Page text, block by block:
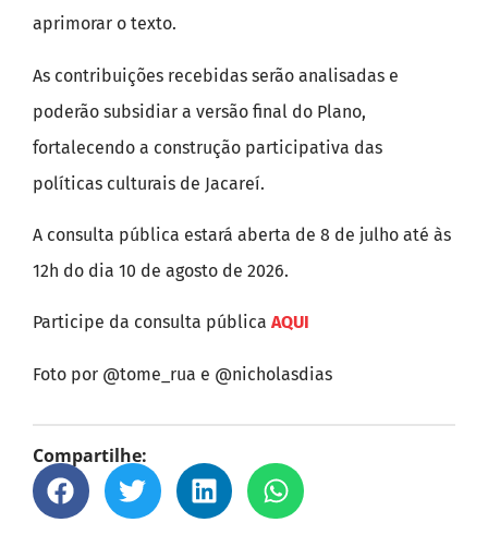
aprimorar o texto.
As contribuições recebidas serão analisadas e
poderão subsidiar a versão final do Plano,
fortalecendo a construção participativa das
políticas culturais de Jacareí.
A consulta pública estará aberta de 8 de julho até às
12h do dia 10 de agosto de 2026.
Participe da consulta pública AQUI
Foto por @tome_rua e @nicholasdias
Compartilhe: